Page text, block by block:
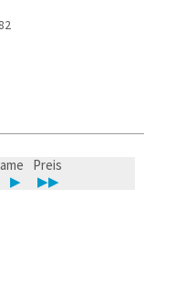
Preis
▶ ▶▶